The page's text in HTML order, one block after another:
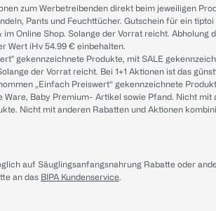
zum Werbetreibenden direkt beim jeweiligen
Pants und Feuchttücher. Gutschein für ein
Online Shop. Solange der Vorrat reicht.
Wert iHv 54.99 € einbehalten.
gekennzeichnete Produkte, mit SALE
der Vorrat reicht. Bei 1+1 Aktionen ist das
„Einfach Preiswert“ gekennzeichnete
Ware, Baby Premium- Artikel sowie Pfand. Nicht
Nicht mit anderen Rabatten und Aktionen
auf Säuglingsanfangsnahrung Rabatte oder
an das BIPA Kundenservice.